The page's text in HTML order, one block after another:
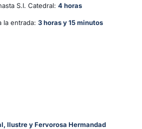
S.I. Catedral: 4 horas
la entrada: 3 horas y 15 minutos
Ilustre y Fervorosa Hermandad